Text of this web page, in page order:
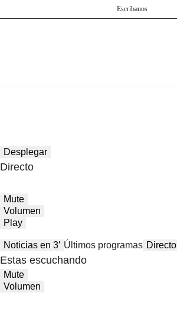
Escríbanos
Desplegar
Directo
Mute
Volumen
Play
Noticias en 3′ Últimos programas Directo
Estas escuchando
Mute
Volumen